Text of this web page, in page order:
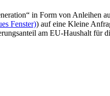
in Form von Anleihen
Fenster)) auf eine Kleine
am EU-Haushalt für